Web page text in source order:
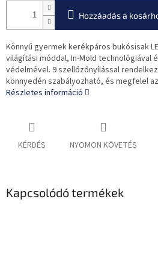
Hozzáadás a
Könnyű gyermek kerékpáros bukósisak
világítási móddal, In-Mold
védelmével. 9 szellőzőnyílással
könnyedén szabályozható, és megfelel az
Részletes információ
KÉRDÉS NYOMON KÖVETÉS
Kapcsolódó termékek